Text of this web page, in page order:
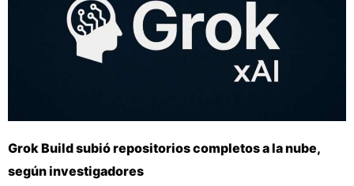
Grok Build subió repositorios completos a la nube,
según investigadores